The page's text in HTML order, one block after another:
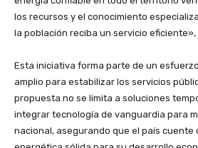
los recursos y el conocimiento
la población reciba un servicio eficiente»,
​Esta iniciativa forma parte de un
amplio para estabilizar los servicios
propuesta no se limita a soluciones
integrar tecnología de vanguardia para
nacional, asegurando que el país cuente